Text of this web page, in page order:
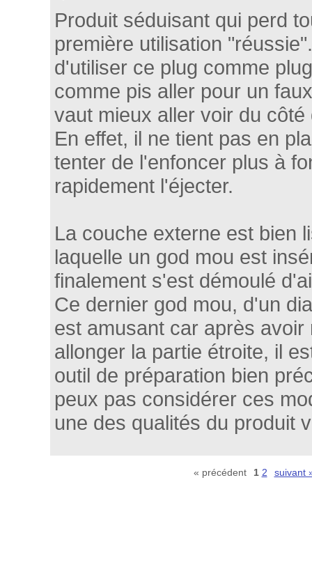
Produit séduisant qui perd
première utilisation
d'utiliser ce plug comme
comme pis aller pour un
vaut mieux aller voir du côté
En effet, il ne tient pas en
tenter de l'enfoncer plus à
rapidement l'éjecter.
La couche externe est bien
laquelle un god mou est
finalement s'est démoulé
Ce dernier god mou, d'un
est amusant car après avoir
allonger la partie étroite, il
outil de préparation bien
peux pas considérer ces
une des qualités du produit
« précédent 1 2 suivant